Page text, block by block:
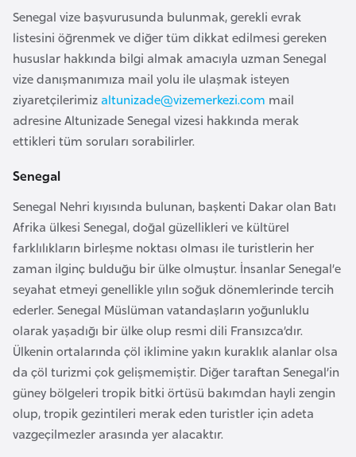
Senegal vize başvurusunda bulunmak, gerekli evrak
listesini öğrenmek ve diğer tüm dikkat edilmesi gereken
hususlar hakkında bilgi almak amacıyla uzman Senegal
vize danışmanımıza mail yolu ile ulaşmak isteyen
ziyaretçilerimiz altunizade@vizemerkezi.com mail
adresine Altunizade Senegal vizesi hakkında merak
ettikleri tüm soruları sorabilirler.
Senegal
Senegal Nehri kıyısında bulunan, başkenti Dakar olan Batı
Afrika ülkesi Senegal, doğal güzellikleri ve kültürel
farklılıkların birleşme noktası olması ile turistlerin her
zaman ilginç bulduğu bir ülke olmuştur. İnsanlar Senegal’e
seyahat etmeyi genellikle yılın soğuk dönemlerinde tercih
ederler. Senegal Müslüman vatandaşların yoğunluklu
olarak yaşadığı bir ülke olup resmi dili Fransızca’dır.
Ülkenin ortalarında çöl iklimine yakın kuraklık alanlar olsa
da çöl turizmi çok gelişmemiştir. Diğer taraftan Senegal’in
güney bölgeleri tropik bitki örtüsü bakımdan hayli zengin
olup, tropik gezintileri merak eden turistler için adeta
vazgeçilmezler arasında yer alacaktır.
B
e
l
a
r
u
s
B
e
l
ç
i
k
a
B
e
n
i
n